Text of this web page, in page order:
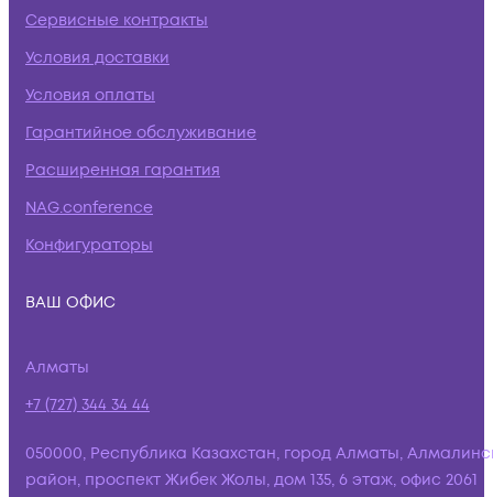
Сервисные контракты
Условия доставки
Условия оплаты
Гарантийное обслуживание
Расширенная гарантия
NAG.conference
Конфигураторы
ВАШ ОФИС
Алматы
+7 (727) 344 34 44
050000, Республика Казахстан, город Алматы,
район, проспект Жибек Жолы, дом 135, 6 этаж, офис 2061